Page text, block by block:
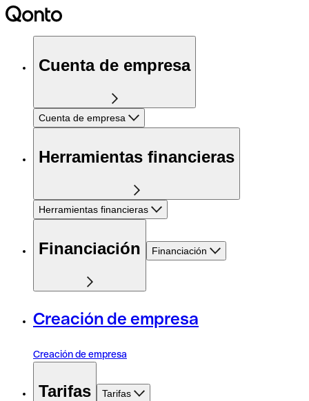
Cuenta de empresa
Cuenta de empresa
Herramientas financieras
Herramientas financieras
Financiación Financiación
Creación de empresa
Creación de empresa
Tarifas Tarifas